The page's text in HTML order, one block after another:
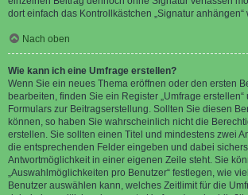
dort einfach das Kontrollkästchen „Signatur
Nach oben
Wie kann ich eine Umfrage erstellen?
Wenn Sie ein neues Thema eröffnen oder den ersten
bearbeiten, finden Sie ein Register „Umfrage
Formulars zur Beitragserstellung. Sollten Sie diesen
können, so haben Sie wahrscheinlich nicht die
erstellen. Sie sollten einen Titel und mindestens zwei
die entsprechenden Felder eingeben und dabei
Antwortmöglichkeit in einer eigenen Zeile steht. Sie
„Auswahlmöglichkeiten pro Benutzer“ festlegen, wie
Benutzer auswählen kann, welches Zeitlimit für die